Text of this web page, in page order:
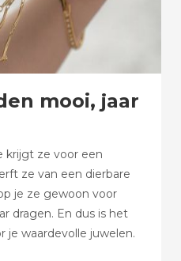
mooi, jaar
krijgt ze voor een
ze van een dierbare
je ze gewoon voor
dragen. En dus is het
je waardevolle juwelen.